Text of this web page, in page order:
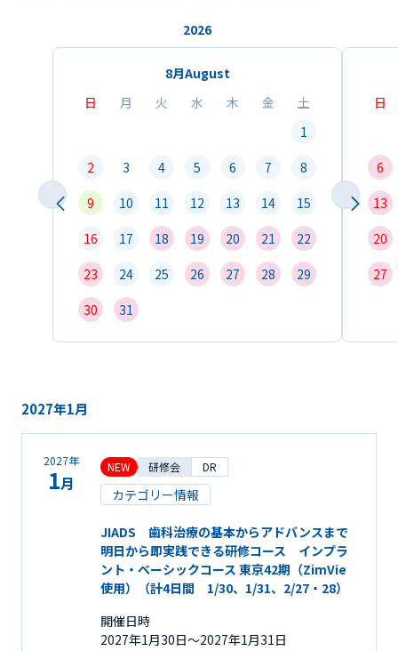
2026
8月August
日
月 火 水 木 金
土
1
2
3 4 5 6 7
8
9
10 11 12 13 14
15
16
17 18 19 20 21
22
23
24 25 26 27 28
29
30
31
日
6
13
20
27
2027年1月
2027年
1月
NEW 研修会 DR
カテゴリー情報
JIADS 歯科治療の基本からアドバンスまで
明日から即実践できる研修コース インプラ
ント・ベーシックコース 東京42期（ZimVie
使用）（計4日間 1/30、1/31、2/27・28）
開催日時
2027年1月30日〜2027年1月31日